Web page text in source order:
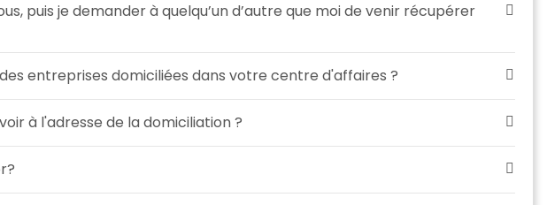
puis je demander à quelqu’un d’autre que moi de venir récupérer
entreprises domiciliées dans votre centre d'affaires ?
à l'adresse de la domiciliation ?